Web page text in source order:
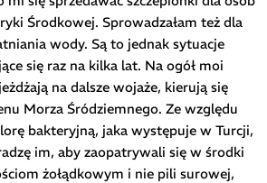
Środkowej. Sprowadzałam też dla
wody. Są to jednak sytuacje
się raz na kilka lat. Na ogół moi
na dalsze wojaże, kierują się
Morza Śródziemnego. Ze względu
bakteryjną, jaka występuje w Turcji,
im, aby zaopatrywali się w środki
żołądkowym i nie pili surowej,